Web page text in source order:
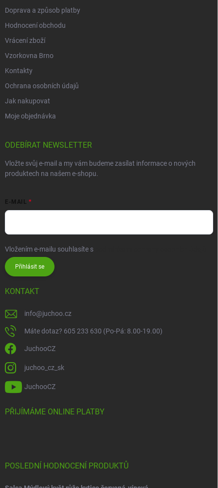
Doprava a způsob platby
Hodnocení obchodu
Vrácení zboží
Vzorkovna Brno
Kontakty
Ochrana osobních údajů
Jak nakupovat
Moje objednávka
ODEBÍRAT NEWSLETTER
Vložte svůj e-mail a my vám budeme zasílat informace o nových
produktech na našem e-shopu.
E-MAIL
Vložením e-mailu souhlasíte s
Přihlásit se
KONTAKT
info@juchoo.cz
Máte dotaz? 605 233 630 (Po-Pá: 8.00-19.00)
JuchooCZ
juchoo_cz_sk
JuchooCZ
PŘIJÍMÁME ONLINE PLATBY
POSLEDNÍ HODNOCENÍ PRODUKTŮ